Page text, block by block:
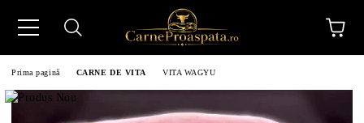
Prima pagină CARNE DE VITA VITA WAGYU